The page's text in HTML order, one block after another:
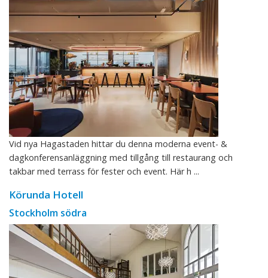
Vid nya Hagastaden hittar du denna moderna event- &
dagkonferensanläggning med tillgång till restaurang och
takbar med terrass för fester och event. Här h ...
Körunda Hotell
Stockholm södra